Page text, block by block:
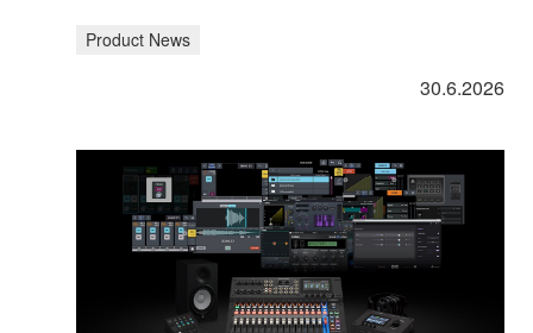
Product News
30.6.2026